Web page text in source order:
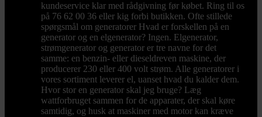
kundeservice klar med rådgivning før købet. Ring til os
på 76 62 00 36 eller kig forbi butikken. Ofte stillede
spørgsmål om generatorer Hvad er forskellen på en
generator og en elgenerator? Ingen. Elgenerator,
strømgenerator og generator er tre navne for det
samme: en benzin- eller dieseldreven maskine, der
producerer 230 eller 400 volt strøm. Alle generatorer i
vores sortiment leverer el, uanset hvad du kalder dem.
Hvor stor en generator skal jeg bruge? Læg
wattforbruget sammen for de apparater, der skal køre
samtidig, og husk at maskiner med motor kan kræve